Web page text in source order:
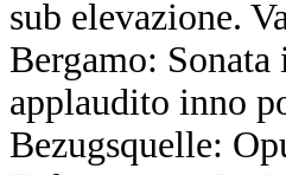
sub elevazione.
Bergamo:
applaudito inno
Bezugsquelle: